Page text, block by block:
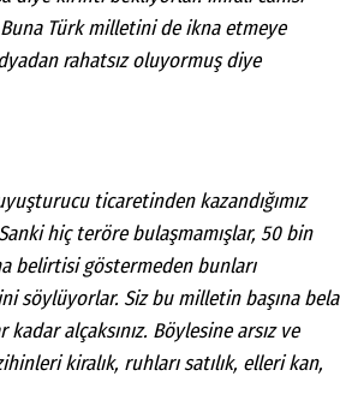
Türk milletini de ikna etmeye
rahatsız oluyormuş diye
ticaretinden kazandığımız
hiç teröre bulaşmamışlar, 50 bin
belirtisi göstermeden bunları
söylüyorlar. Siz bu milletin başına bela
alçaksınız. Böylesine arsız ve
kiralık, ruhları satılık, elleri kan,